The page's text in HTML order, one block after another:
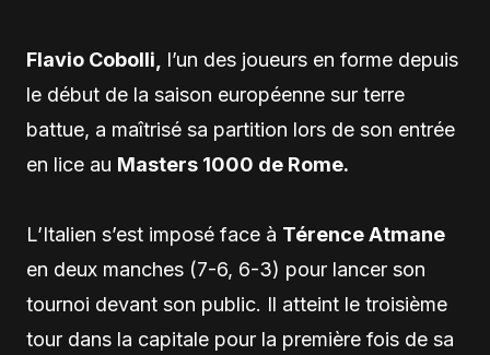
Flavio Cobolli,
l’un des joueurs en forme depuis
le début de la saison européenne sur terre
battue, a maîtrisé sa partition lors de son entrée
en lice au Masters 1000 de Rome.
L’Italien s’est imposé face à Térence Atmane
en deux manches (7-6, 6-3) pour lancer son
tournoi devant son public. Il atteint le troisième
tour dans la capitale pour la première fois de sa